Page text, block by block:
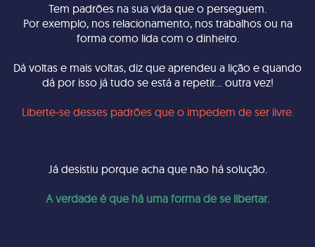
Tem padrões na sua vida que o perseguem.
Por exemplo, nos relacionamento, nos trabalhos ou na
forma como lida com o dinheiro.
Dá voltas e mais voltas, diz que aprendeu a lição e quando
dá por isso já tudo se está a repetir... outra vez!
Liberte-se desses padrões que o impedem de ser livre.
Já desistiu porque acha que não há solução.
A verdade é que há uma forma de se libertar.